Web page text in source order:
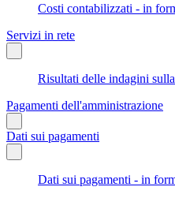
Costi contabilizzati - in
Servizi in rete
Risultati delle indagini
Pagamenti dell'amministrazione
Dati sui pagamenti
Dati sui pagamenti - in